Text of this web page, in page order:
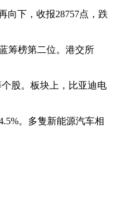
下，收报28757点，跌
筹榜第二位。港交所
股。板块上，比亚迪电
。多隻新能源汽车相